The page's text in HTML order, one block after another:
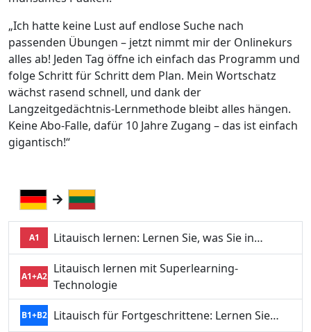
„Ich hatte keine Lust auf endlose Suche nach
passenden Übungen – jetzt nimmt mir der Onlinekurs
alles ab! Jeden Tag öffne ich einfach das Programm und
folge Schritt für Schritt dem Plan. Mein Wortschatz
wächst rasend schnell, und dank der
Langzeitgedächtnis-Lernmethode bleibt alles hängen.
Keine Abo-Falle, dafür 10 Jahre Zugang – das ist einfach
gigantisch!“
A1 Litauisch lernen: Lernen Sie, was Sie in…
A1+A2
Litauisch lernen mit Superlearning-
Technologie
B1+B2 Litauisch für Fortgeschrittene: Lernen Sie…